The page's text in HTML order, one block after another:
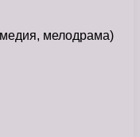
мелодрама)